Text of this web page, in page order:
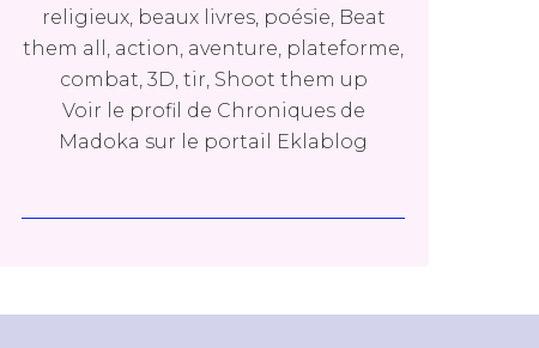
religieux, beaux livres, poésie, Beat
them all, action, aventure, plateforme,
combat, 3D, tir, Shoot them up
Voir le profil de Chroniques de
Madoka sur le portail Eklablog